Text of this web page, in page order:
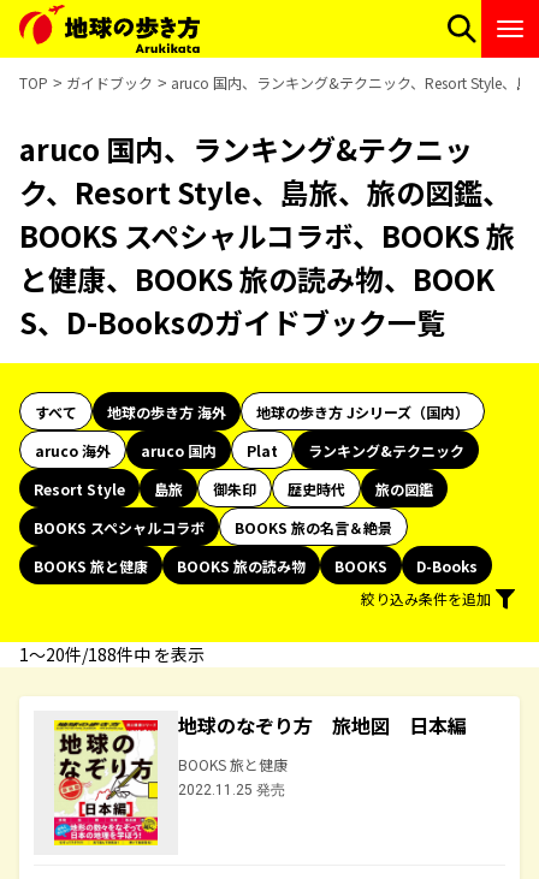
TOP ガイドブック aruco 国内、ランキング&テクニック、Resort Style、島
aruco 国内、ランキング&テクニッ
ク、Resort Style、島旅、旅の図鑑、
BOOKS スペシャルコラボ、BOOKS 旅
と健康、BOOKS 旅の読み物、BOOK
S、D-Booksのガイドブック一覧
すべて 地球の歩き方 海外
地球の歩き方 Jシリーズ（国内）
aruco 海外
aruco 国内 Plat
ランキング&テクニック
Resort Style
島旅 御朱印 歴史時代
旅の図鑑
BOOKS スペシャルコラボ
BOOKS 旅の名言＆絶景
BOOKS 旅と健康
BOOKS 旅の読み物 BOOKS
D-Books
絞り込み条件を追加
1〜20件/188件中 を表示
地球のなぞり方 旅地図 日本編
BOOKS 旅と健康
2022.11.25 発売